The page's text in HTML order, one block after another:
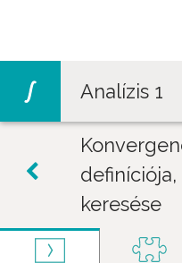
Analízis 1
keresése